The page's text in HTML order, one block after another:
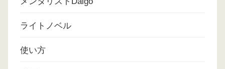
ライトノベル
使い方